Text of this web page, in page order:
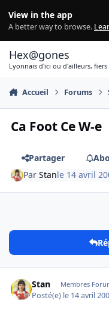
View in the app
A better way to browse.
Hex@gones
Lyonnais d'ici ou d'ailleurs,
Accueil Forums
Ca Foot Ce W-e
Partager
ParStanle 14 avril
Stan Membres
Posté(e) le 14 avril